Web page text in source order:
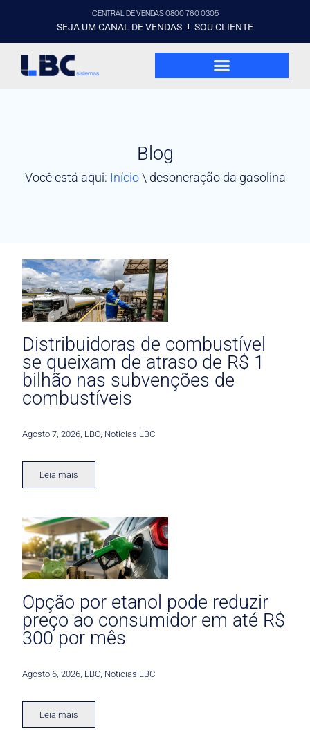
CENTRAL DE VENDAS 0800 760 0305
SEJA UM CANAL DE VENDAS SOU CLIENTE
Blog
Você está aqui: Início\ desoneração da gasolina
Distribuidoras de combustível
se queixam de atraso de R$ 1
bilhão nas subvenções de
combustíveis
Agosto 7, 2026 LBC Noticias LBC
Leia mais
Opção por etanol pode reduzir
preço ao consumidor em até R$
300 por mês
Agosto 6, 2026 LBC Noticias LBC
Leia mais